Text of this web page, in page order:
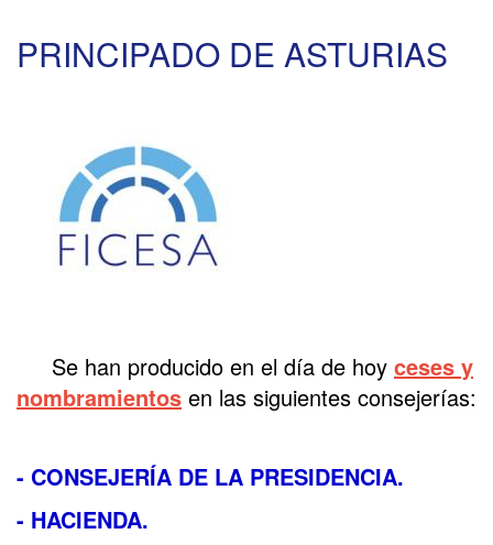
MADRID
PRINCIPADO DE ASTURIAS
Se han producido en el día de hoy ceses y
nombramientos en las siguientes consejerías:
- CONSEJERÍA DE LA PRESIDENCIA.
- HACIENDA.